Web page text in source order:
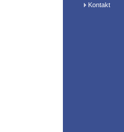
Kontakt